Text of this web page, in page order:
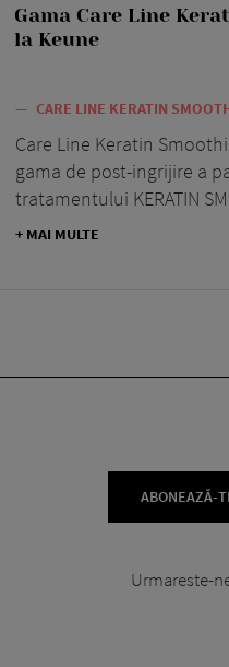
Gama Care Line
la Keune
— CARE LINE KERATIN
Care Line Keratin
gama de post-ingrijire a
tratamentului KERATIN
+ MAI MULTE
ABONEAZĂ-
Urmareste-